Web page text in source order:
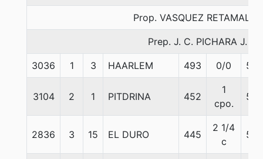
Prop. VASQUEZ RETAMALES
Prep. J. C. PICHARA J.
3036 1 3 HAARLEM 493 0/0 56
3104 2 1 PITDRINA 452
1
cpo.
54
2836 3 15 EL DURO 445
2 1/4
c
55